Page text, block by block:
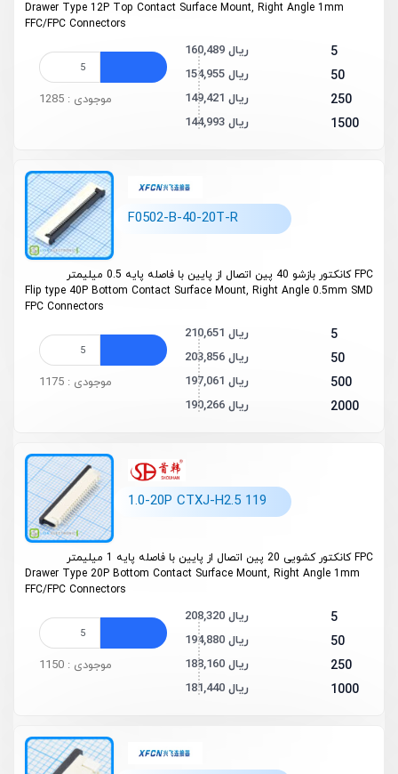
Drawer Type 12P Top Contact Surface Mount, Right Angle 1mm
FFC/FPC Connectors
5 160,489 ریال
50 154,955 ریال
250 149,421 ریال
1500 144,993 ریال
موجودی : 1285
F0502-B-40-20T-R
FPC کانکتور بازشو 40 پین اتصال از پایین با فاصله پایه 0.5 میلیمتر
Flip type 40P Bottom Contact Surface Mount, Right Angle 0.5mm SMD
FPC Connectors
5 210,651 ریال
50 203,856 ریال
500 197,061 ریال
2000 190,266 ریال
موجودی : 1175
1.0-20P CTXJ-H2.5 119
FPC کانکتور کشویی 20 پین اتصال از پایین با فاصله پایه 1 میلیمتر
Drawer Type 20P Bottom Contact Surface Mount, Right Angle 1mm
FFC/FPC Connectors
5 208,320 ریال
50 194,880 ریال
250 188,160 ریال
1000 181,440 ریال
موجودی : 1150